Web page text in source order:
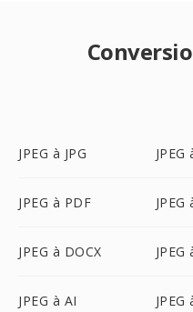
JPEG à JPG JPEG
JPEG à PDF JPEG
JPEG à DOCX JPEG
JPEG à AI JPEG